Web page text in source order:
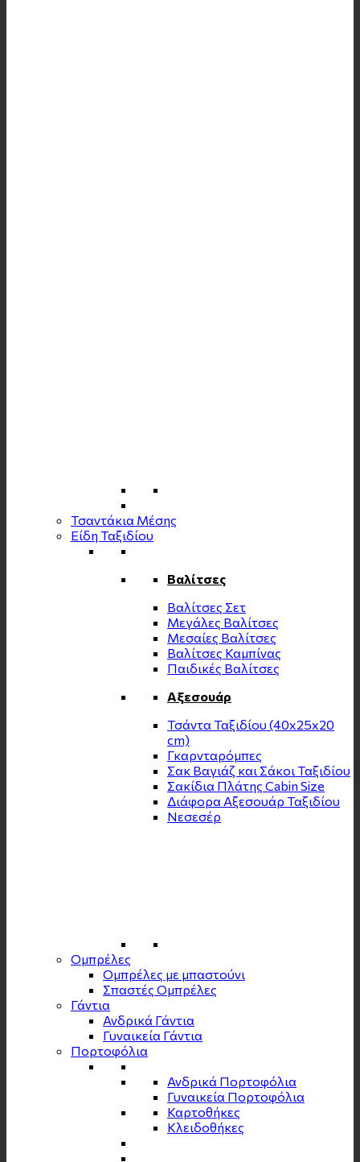
Τσαντάκια Μέσης
Είδη Ταξιδίου
Βαλίτσες
Βαλίτσες Σετ
Μεγάλες Βαλίτσες
Μεσαίες Βαλίτσες
Βαλίτσες Καμπίνας
Παιδικές Βαλίτσες
Αξεσουάρ
Τσάντα Ταξιδίου (40x25x20
cm)
Γκαρνταρόμπες
Σακ Βαγιάζ και Σάκοι Ταξιδίου
Σακίδια Πλάτης Cabin Size
Διάφορα Αξεσουάρ Ταξιδίου
Νεσεσέρ
Ομπρέλες
Ομπρέλες με μπαστούνι
Σπαστές Ομπρέλες
Γάντια
Ανδρικά Γάντια
Γυναικεία Γάντια
Πορτοφόλια
Ανδρικά Πορτοφόλια
Γυναικεία Πορτοφόλια
Καρτοθήκες
Κλειδοθήκες